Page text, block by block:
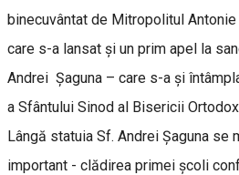
binecuvântat de Mitropolitul
care s-a lansat și un prim apel la
Andrei Şaguna – care s-a și
a Sfântului Sinod al Bisericii
Lângă statuia Sf. Andrei Șaguna se
important - clădirea primei școli